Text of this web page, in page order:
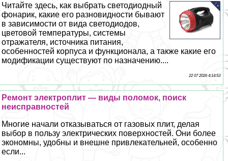
Читайте здесь, как выбрать светодиодный
фонарик, какие его разновидности бывают
в зависимости от вида светодиодов,
цветовой температуры, системы
отражателя, источника питания,
особенностей корпуса и функционала, а также какие его
модификации существуют по назначению....
22 07 2026 4:14:53
Ремонт электроплит — виды поломок, поиск
неисправностей
Многие начали отказываться от газовых плит, делая
выбор в пользу электрических поверхностей. Они более
экономны, удобны и внешне привлекательней, особенно
если...